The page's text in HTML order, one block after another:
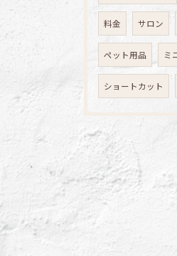
料金 サロン
ペット用品 ミ
ショートカット